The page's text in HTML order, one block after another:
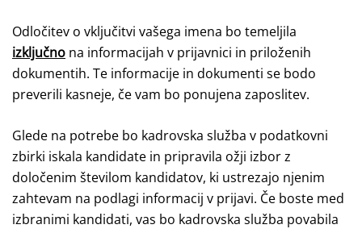
Odločitev o vključitvi vašega imena bo temeljila
izključno na informacijah v prijavnici in priloženih
dokumentih. Te informacije in dokumenti se bodo
preverili kasneje, če vam bo ponujena zaposlitev.
Glede na potrebe bo kadrovska služba v podatkovni
zbirki iskala kandidate in pripravila ožji izbor z
določenim številom kandidatov, ki ustrezajo njenim
zahtevam na podlagi informacij v prijavi. Če boste med
izbranimi kandidati, vas bo kadrovska služba povabila